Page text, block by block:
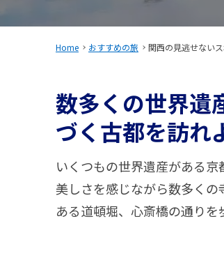
Home おすすめの旅 関西の見逃せない
数多くの世界遺
づく古都を訪れ
いくつもの世界遺産がある
美しさを感じながら数多く
ある道頓堀、心斎橋の通りを